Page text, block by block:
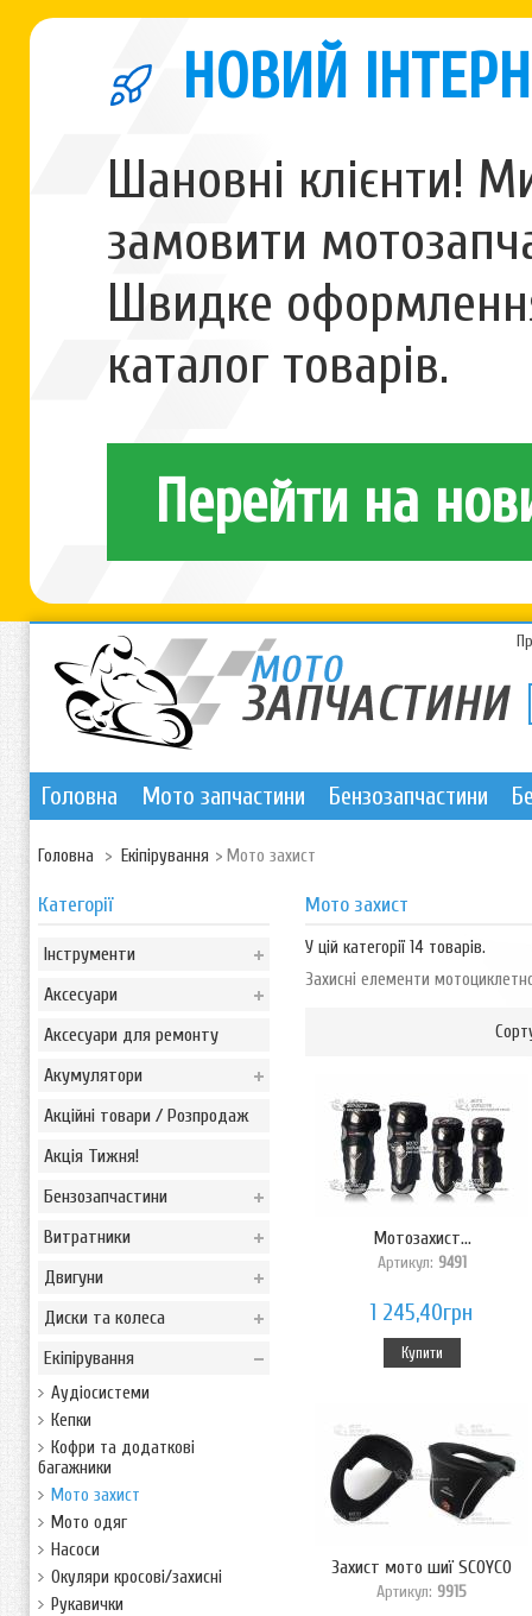
НОВИЙ
Шановні клієнти!
замовити
Швидке
каталог товарів.
Перейти на
Головна Мото запчастини Бензозапчастини
Головна > Екіпірування > Мото захист
Категорії
Інструменти
Аксесуари
Аксесуари для ремонту
Акумулятори
Акційні товари / Розпродаж
Акція Тижня!
Бензозапчастини
Витратники
Двигуни
Диски та колеса
Екіпірування
Аудіосистеми
Кепки
Кофри та додаткові
багажники
Мото захист
Мото одяг
Насоси
Окуляри кросові/захисні
Рукавички
Мото захист
У цій категорії 14 товарів.
Захисні елементи
Мотозахист...
Артикул: 9491
1 245,40грн
Купити
Захист мото шиї SCOYCO
Артикул: 9915